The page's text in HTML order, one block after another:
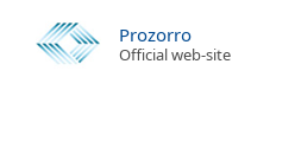
Prozorro
Official web-site